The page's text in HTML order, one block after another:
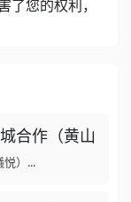
了您的权利，
合作（黄山
）...